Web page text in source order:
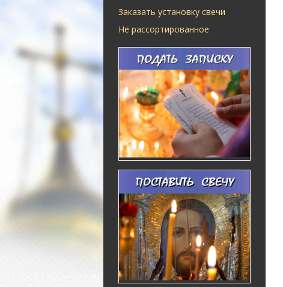
Заказать установку свечи
Не рассортированное